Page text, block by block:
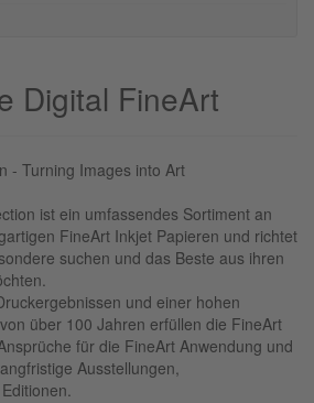
Digital FineArt
- Turning Images into Art
ist ein umfassendes Sortiment an
FineArt Inkjet Papieren und richtet
suchen und das Beste aus ihren
und einer hohen
über 100 Jahren erfüllen die FineArt
für die FineArt Anwendung und
Ausstellungen,